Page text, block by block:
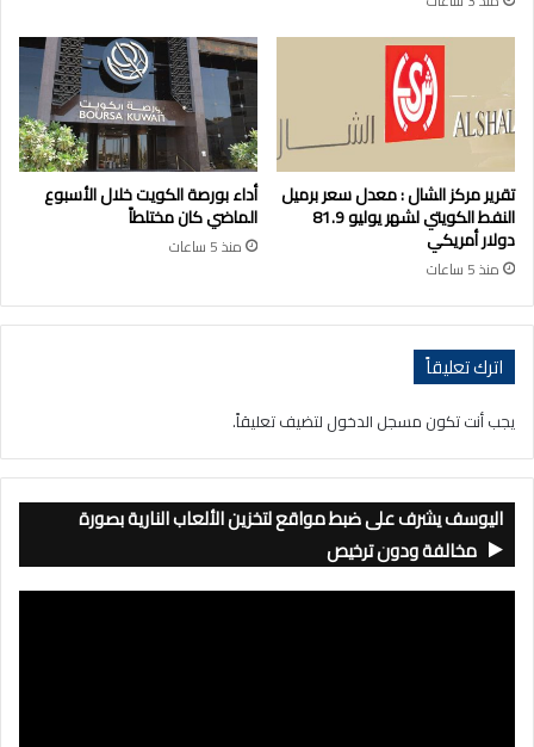
تقرير مركز الشال : معدل سعر برميل
النفط الكويتي لشهر يوليو 81.9
دولار أمريكي
منذ 5 ساعات
أداء بورصة الكويت خلال الأسبوع
الماضي كان مختلطاً
منذ 5 ساعات
اترك تعليقاً
يجب أنت تكون مسجل الدخول لتضيف تعليقاً.
اليوسف يشرف على ضبط مواقع لتخزين الألعاب النارية بصورة
مخالفة ودون ترخيص